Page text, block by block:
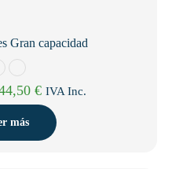
Gran capacidad
€Rango
de
precios:
desde
IVA Inc.
más